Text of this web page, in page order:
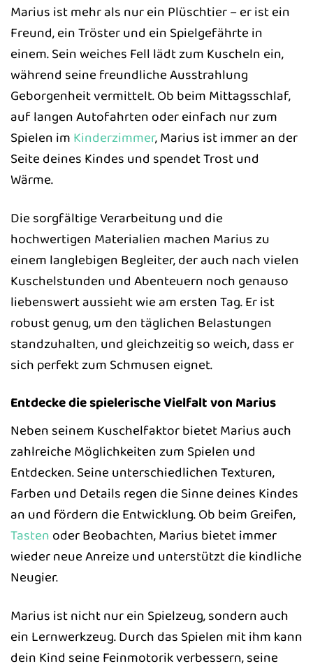
Marius ist mehr als nur ein Plüschtier – er ist ein
Freund, ein Tröster und ein Spielgefährte in
einem. Sein weiches Fell lädt zum Kuscheln ein,
während seine freundliche Ausstrahlung
Geborgenheit vermittelt. Ob beim Mittagsschlaf,
auf langen Autofahrten oder einfach nur zum
Spielen im Kinderzimmer, Marius ist immer an der
Seite deines Kindes und spendet Trost und
Wärme.
Die sorgfältige Verarbeitung und die
hochwertigen Materialien machen Marius zu
einem langlebigen Begleiter, der auch nach vielen
Kuschelstunden und Abenteuern noch genauso
liebenswert aussieht wie am ersten Tag. Er ist
robust genug, um den täglichen Belastungen
standzuhalten, und gleichzeitig so weich, dass er
sich perfekt zum Schmusen eignet.
Entdecke die spielerische Vielfalt von Marius
Neben seinem Kuschelfaktor bietet Marius auch
zahlreiche Möglichkeiten zum Spielen und
Entdecken. Seine unterschiedlichen Texturen,
Farben und Details regen die Sinne deines Kindes
an und fördern die Entwicklung. Ob beim Greifen,
Tasten oder Beobachten, Marius bietet immer
wieder neue Anreize und unterstützt die kindliche
Neugier.
Marius ist nicht nur ein Spielzeug, sondern auch
ein Lernwerkzeug. Durch das Spielen mit ihm kann
dein Kind seine Feinmotorik verbessern, seine